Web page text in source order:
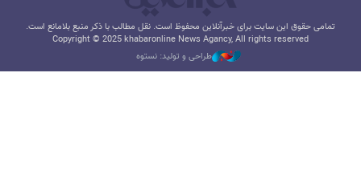
تمامی حقوق این سایت برای خبرآنلاین محفوظ است. نقل مطالب با ذکر منبع بلامانع است.
Copyright © 2025 khabaronline News Agancy, All rights reserved
طراحی و تولید: نستوه